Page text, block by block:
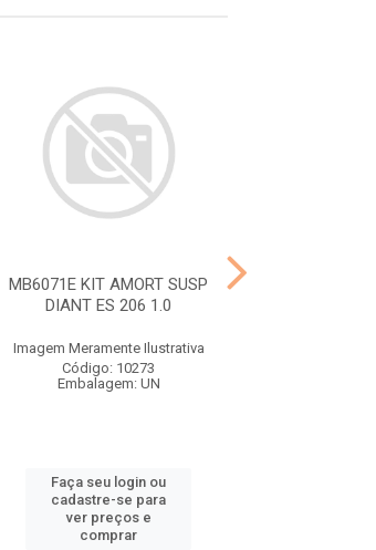
MB6071E KIT AMORT SUSP
DIANT ES 206 1.0
Imagem Meramente Ilustrativa
Código: 10273
Embalagem: UN
Faça seu login ou
cadastre-se para
ver preços e
comprar